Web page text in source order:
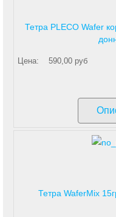
Тетра PLECO Wafer
Цена: 590,00 руб
Тетра WaferMix